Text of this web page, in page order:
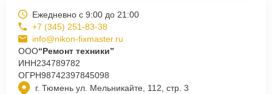
г. Тюмень ул. Мельникайте, 112, стр. 3
Ежедневно с 9:00 до 21:00
+7 (345) 251-83-38
info@nikon-fixmaster.ru
ООО“Ремонт техники”
ИНН234789782
ОГРН98742397845098